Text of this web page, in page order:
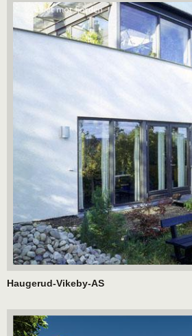
Haugerud-Vikeby-AS